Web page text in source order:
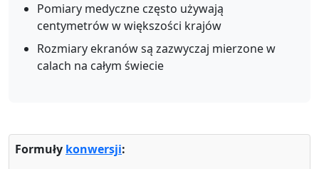
Pomiary medyczne często używają
centymetrów w większości krajów
Rozmiary ekranów są zazwyczaj mierzone w
calach na całym świecie
Formuły konwersji: